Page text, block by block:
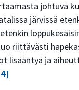
johtuva
järvissä
riittävästi
lisääntyä ja